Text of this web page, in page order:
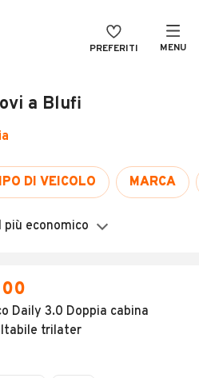
PREFERITI MENU
a Blufi
DI VEICOLO MARCA
più economico
Daily 3.0 Doppia cabina
trilater